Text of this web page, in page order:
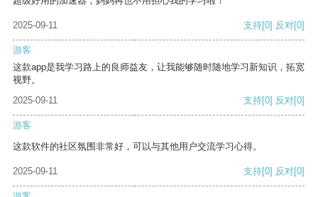
2025-09-11 支持[0] 反对[0]
游客
这款app是我学习路上的良师益友，让我能够随时随地学习新知识，拓宽
视野。
2025-09-11
支持[0] 反对[0]
游客
这款软件的社区氛围非常好，可以与其他用户交流学习心得。
2025-09-11 支持[0] 反对[0]